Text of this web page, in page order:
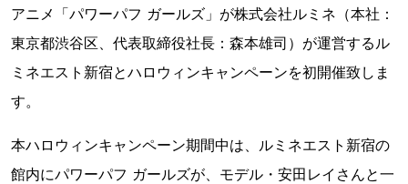
アニメ「パワーパフ ガールズ」が株式会社ルミネ（本社：
東京都渋谷区、代表取締役社長：森本雄司）が運営するル
ミネエスト新宿とハロウィンキャンペーンを初開催致しま
す。
本ハロウィンキャンペーン期間中は、ルミネエスト新宿の
館内にパワーパフ ガールズが、モデル・安田レイさんと一